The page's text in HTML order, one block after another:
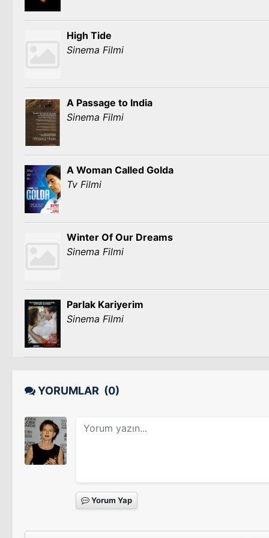
High Tide
Sinema Filmi
A Passage to India
Sinema Filmi
A Woman Called Golda
Tv Filmi
Winter Of Our Dreams
Sinema Filmi
Parlak Kariyerim
Sinema Filmi
YORUMLAR (0)
Yorum Yap